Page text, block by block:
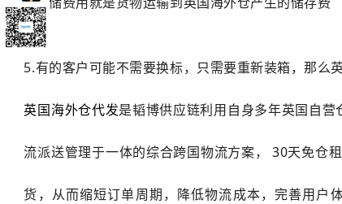
5.有的客户可能不需要换标，只需要重新装箱，那么
英国海外仓代发是韬博供应链利用自身多年英国自
流派送管理于一体的综合跨国物流方案， 30天免仓租
货，从而缩短订单周期，降低物流成本，完善用户